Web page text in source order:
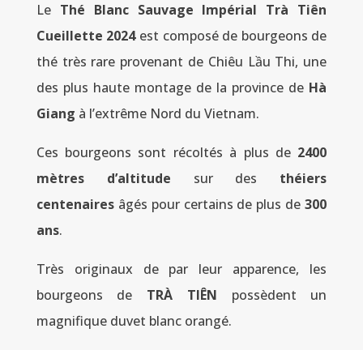
Le Thé Blanc Sauvage Impérial Trà Tiên
Cueillette 2024est composé de bourgeons de
thé très rare provenant de Chiêu Lầu Thi, une
des plus haute montage de la province de Hà
Giang à l’extrême Nord du Vietnam.
Ces bourgeons sont récoltés à plus de 2400
mètres d’altitude sur des théiers
centenairesâgés pour certains de plus de300
ans.
Très originaux de par leur apparence, les
bourgeons de TRÀ TIÊN possèdent un
magnifique duvet blanc orangé.